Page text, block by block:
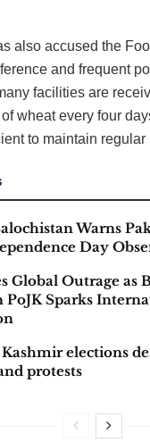
also accused the
and frequent
facilities are
wheat every four
to maintain regular
Warns
Day
Global Outrage as
PoJK Sparks
elections
protests